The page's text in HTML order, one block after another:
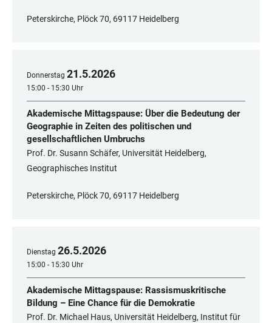
Peterskirche, Plöck 70, 69117 Heidelberg
Donnerstag 21.5.2026
15:00 - 15:30 Uhr
Akademische Mittagspause: Über die Bedeutung der
Geographie in Zeiten des politischen und
gesellschaftlichen Umbruchs
Prof. Dr. Susann Schäfer, Universität Heidelberg,
Geographisches Institut
Peterskirche, Plöck 70, 69117 Heidelberg
Dienstag 26.5.2026
15:00 - 15:30 Uhr
Akademische Mittagspause: Rassismuskritische
Bildung – Eine Chance für die Demokratie
Prof. Dr. Michael Haus, Universität Heidelberg, Institut für